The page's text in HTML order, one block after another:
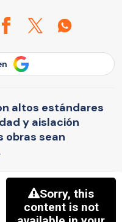
altos estándares
y aislación
obras sean